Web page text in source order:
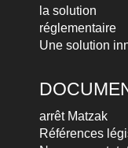
la solution
réglementaire
Une solution
arrêt Matzak
Références